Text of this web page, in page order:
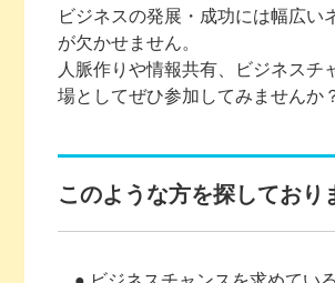
ビジネスの発展・成功には幅広い
が欠かせません。
人脈作りや情報共有、ビジネスチ
場としてぜひ参加してみませんか
このような方を探しており